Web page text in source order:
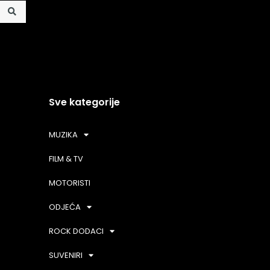
Sve kategorije
MUZIKA
FILM & TV
MOTORISTI
ODJEĆA
ROCK DODACI
SUVENIRI